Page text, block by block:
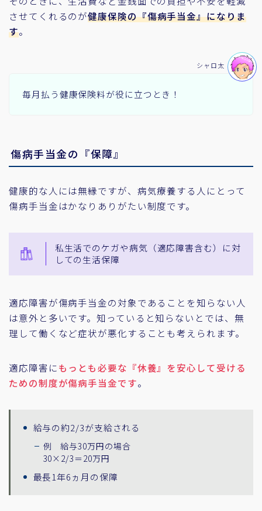
させてくれるのが健康保険の『傷病手当金』になりま
す。
毎月払う健康保険料が役に立つとき！
シャロ太
傷病手当金の『保障』
健康的な人には無縁ですが、病気療養する人にとって
傷病手当金はかなりありがたい制度です。
私生活でのケガや病気（適応障害含む）に対
しての生活保障
適応障害が傷病手当金の対象であることを知らない人
は意外と多いです。知っていると知らないとでは、無
理して働くなど症状が悪化することも考えられます。
適応障害にもっとも必要な『休養』を安心して受ける
ための制度が傷病手当金です。
給与の約2/3が支給される
例 給与30万円の場合
30×2/3＝20万円
最長1年6ヵ月の保障